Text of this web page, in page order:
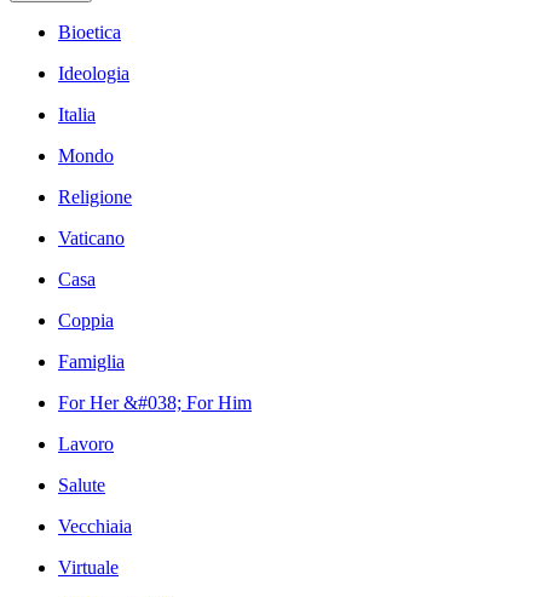
Bioetica
Ideologia
Italia
Mondo
Religione
Vaticano
Casa
Coppia
Famiglia
For Her &#038; For Him
Lavoro
Salute
Vecchiaia
Virtuale